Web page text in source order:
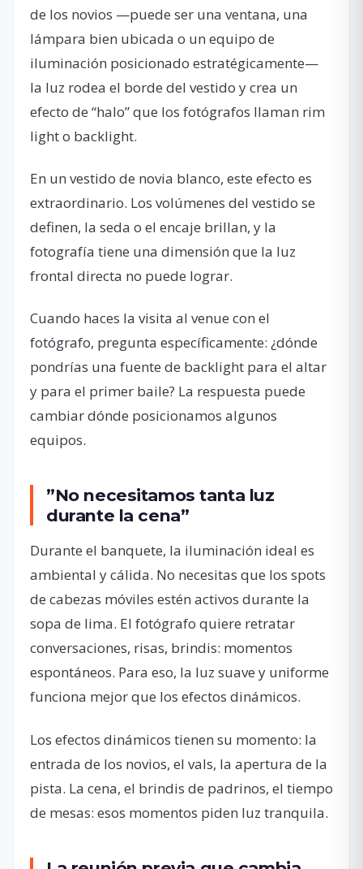
de los novios —puede ser una ventana, una
lámpara bien ubicada o un equipo de
iluminación posicionado estratégicamente—
la luz rodea el borde del vestido y crea un
efecto de “halo” que los fotógrafos llaman rim
light o backlight.
En un vestido de novia blanco, este efecto es
extraordinario. Los volúmenes del vestido se
definen, la seda o el encaje brillan, y la
fotografía tiene una dimensión que la luz
frontal directa no puede lograr.
Cuando haces la visita al venue con el
fotógrafo, pregunta específicamente: ¿dónde
pondrías una fuente de backlight para el altar
y para el primer baile? La respuesta puede
cambiar dónde posicionamos algunos
equipos.
”No necesitamos tanta luz
durante la cena”
Durante el banquete, la iluminación ideal es
ambiental y cálida. No necesitas que los spots
de cabezas móviles estén activos durante la
sopa de lima. El fotógrafo quiere retratar
conversaciones, risas, brindis: momentos
espontáneos. Para eso, la luz suave y uniforme
funciona mejor que los efectos dinámicos.
Los efectos dinámicos tienen su momento: la
entrada de los novios, el vals, la apertura de la
pista. La cena, el brindis de padrinos, el tiempo
de mesas: esos momentos piden luz tranquila.